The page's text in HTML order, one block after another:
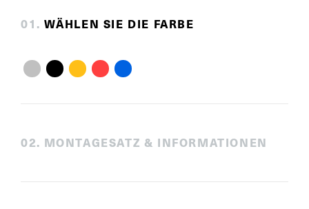
01 . WÄHLEN SIE DIE FARBE
02. MONTAGESATZ & INFORMATIONEN